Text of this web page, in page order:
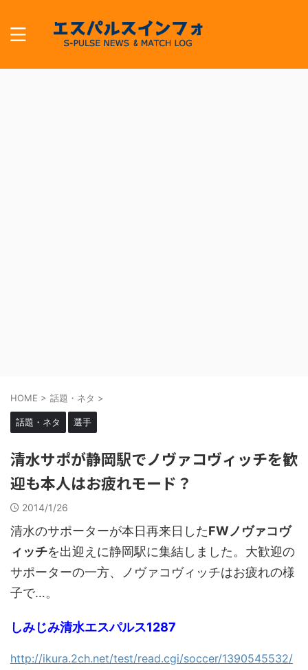
HOME > 話題・ネタ >
話題・ネタ 選手
清水サポが静岡駅でノヴァコヴィッチを歓
迎も本人はお疲れモード？
2014/1/26
清水のサポーターが本日再来日したFWノヴァコヴ
ィッチを出迎えに静岡駅に集結しました。大歓迎の
サポーターの一方、ノヴァコヴィッチはお疲れの様
子で…。
しみじみ清水エスパルス1287
http://ikura.2ch.net/test/read.cgi/soccer/1390545532/